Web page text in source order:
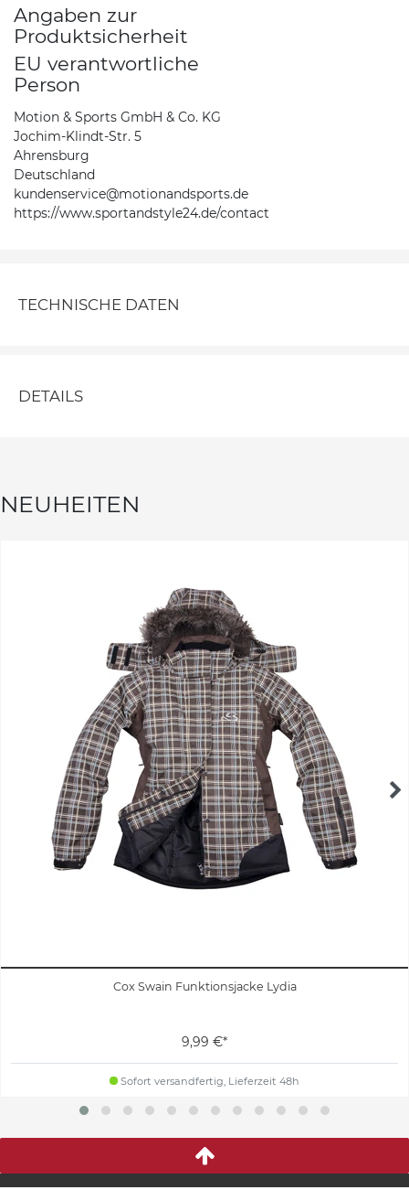
Angaben zur
Produktsicherheit
EU verantwortliche
Person
Motion & Sports GmbH & Co. KG
Jochim-Klindt-Str. 5
Ahrensburg
Deutschland
kundenservice@motionandsports.de
https://www.sportandstyle24.de/contact
TECHNISCHE DATEN
DETAILS
NEUHEITEN
Cox Swain Funktionsjacke Lydia
9,99 €*
Sofort versandfertig, Lieferzeit 48h